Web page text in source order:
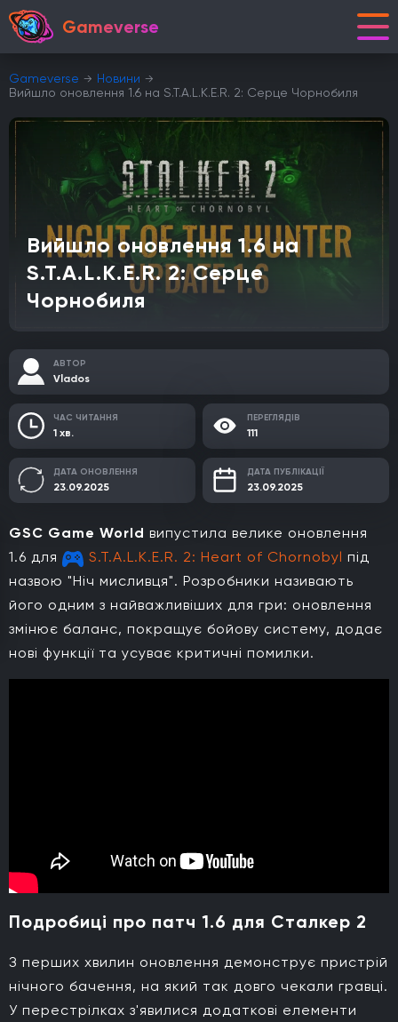
Gameverse
Gameverse
Новини
Вийшло оновлення 1.6 на S.T.A.L.K.E.R. 2: Серце Чорнобиля
Вийшло оновлення 1.6 на
S.T.A.L.K.E.R. 2: Серце
Чорнобиля
АВТОР
Vlados
ЧАС ЧИТАННЯ
1 хв.
ПЕРЕГЛЯДІВ
111
ДАТА ОНОВЛЕННЯ
23.09.2025
ДАТА ПУБЛІКАЦІЇ
23.09.2025
GSC Game World випустила велике оновлення
1.6 для
S.T.A.L.K.E.R. 2: Heart of Chornobyl під
назвою "Ніч мисливця". Розробники називають
його одним з найважливіших для гри: оновлення
змінює баланс, покращує бойову систему, додає
нові функції та усуває критичні помилки.
Подробиці про патч 1.6 для Сталкер 2
З перших хвилин оновлення демонструє пристрій
нічного бачення, на який так довго чекали гравці.
У перестрілках з'явилися додаткові елементи